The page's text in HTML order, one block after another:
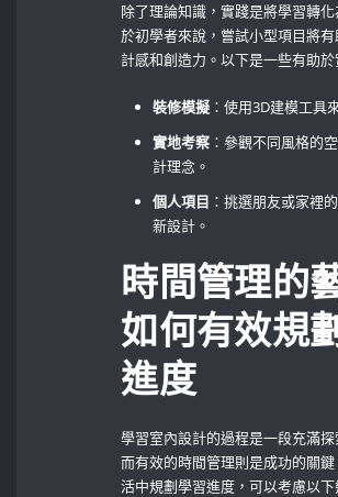
除了理論知識，實踐是將學習轉
於初學者來說，嘗試小型項目將
計感和創造力。以下是一些有助於
裝修模擬 ：使用3D建模工具
實地考察 ：參觀不同風格的
計理念。
個人項目 ：挑選朋友或家裡
新設計。
時間管理的
如何有效規
進度
學習室內設計的過程是一段充滿探
而有效的時間管理則是成功的關
活中規劃學習進度，可以考慮以下